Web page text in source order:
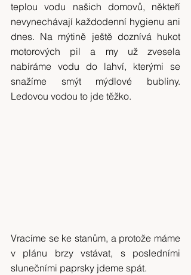
teplou vodu našich domovů, někteří
nevynechávají každodenní hygienu ani
dnes. Na mýtině ještě doznívá hukot
motorových pil a my už zvesela
nabíráme vodu do lahví, kterými se
snažíme smýt mýdlové bubliny.
Ledovou vodou to jde těžko.
Vracíme se ke stanům, a protože máme
v plánu brzy vstávat, s posledními
slunečními paprsky jdeme spát.